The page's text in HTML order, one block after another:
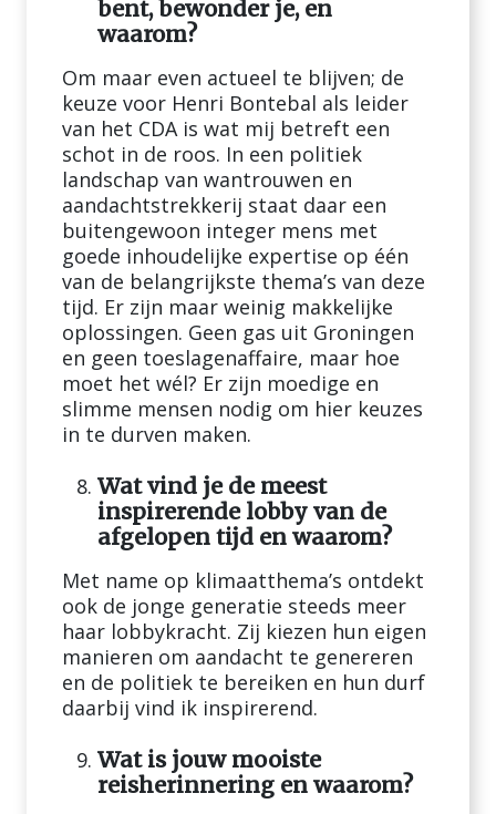
bent, bewonder je, en
waarom?
Om maar even actueel te blijven; de
keuze voor Henri Bontebal als leider
van het CDA is wat mij betreft een
schot in de roos. In een politiek
landschap van wantrouwen en
aandachtstrekkerij staat daar een
buitengewoon integer mens met
goede inhoudelijke expertise op één
van de belangrijkste thema’s van deze
tijd. Er zijn maar weinig makkelijke
oplossingen. Geen gas uit Groningen
en geen toeslagenaffaire, maar hoe
moet het wél? Er zijn moedige en
slimme mensen nodig om hier keuzes
in te durven maken.
Wat vind je de meest
inspirerende lobby van de
afgelopen tijd en waarom?
Met name op klimaatthema’s ontdekt
ook de jonge generatie steeds meer
haar lobbykracht. Zij kiezen hun eigen
manieren om aandacht te genereren
en de politiek te bereiken en hun durf
daarbij vind ik inspirerend.
Wat is jouw mooiste
reisherinnering en waarom?